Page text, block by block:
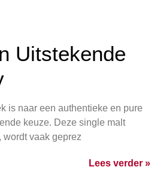
Uitstekende
is naar een authentieke en pure
keuze. Deze single malt
wordt vaak geprez
Lees verder »